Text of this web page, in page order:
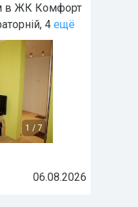
в ЖК Комфорт
4 ещё
1 / 7
06.08.2026